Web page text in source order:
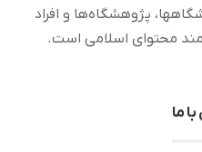
پژوهشگاه‌ها و افراد
محتوای اسلامی است.
ما